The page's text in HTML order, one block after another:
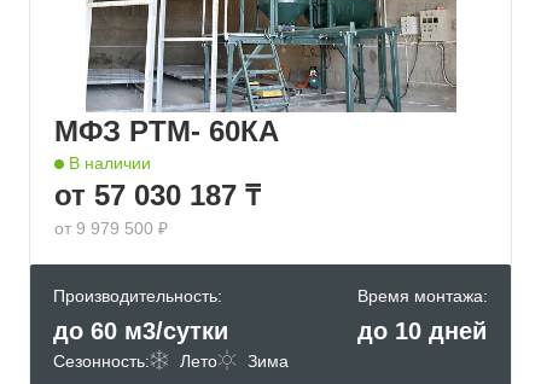
МФЗ РТМ- 60КА
В наличии
от 57 030 187 ₸
от 9 979 500 ₽
Производительность:
до 60 м3/сутки
Время монтажа:
до 10 дней
Сезонность: Лето Зима